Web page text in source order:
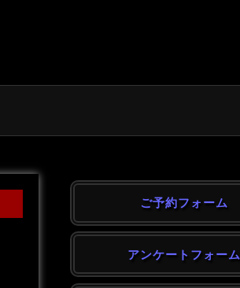
ご予約フォーム
アンケートフォーム